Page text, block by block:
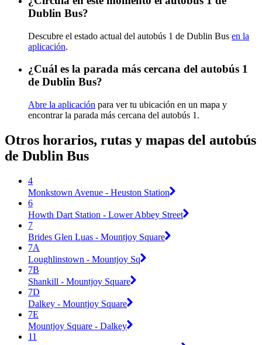
Dublin Bus?
Descubre el estado actual del autobús 1 de Dublin Bus en la
aplicación.
¿Cuál es la parada más cercana del autobús 1
de Dublin Bus?
Abre la aplicación para ver tu ubicación en un mapa y
encontrar la parada más cercana del autobús 1.
Otros horarios, rutas y mapas del autobús
de Dublin Bus
4
Monkstown Avenue - Heuston Station
6
Howth Dart Station - Lower Abbey Street
7
Brides Glen Luas - Mountjoy Square
7A
Loughlinstown - Mountjoy Sq
7B
Shankill - Mountjoy Square
7D
Dalkey - Mountjoy Square
7E
Mountjoy Square - Dalkey
11